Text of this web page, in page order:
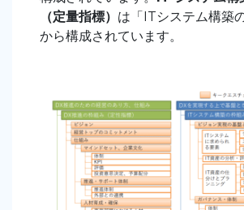
（定量指標） は「ITシステム構築
から構成されています。